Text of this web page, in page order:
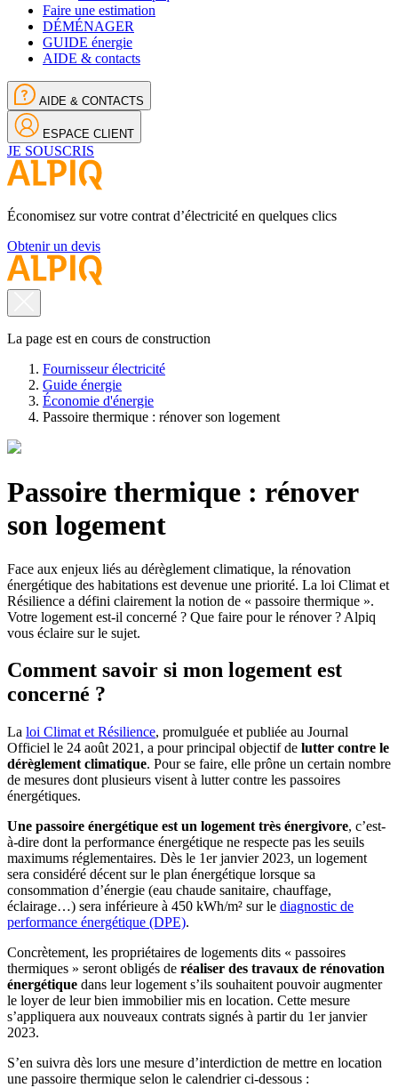
Faire une estimation
DÉMÉNAGER
GUIDE énergie
AIDE & contacts
AIDE & CONTACTS
ESPACE CLIENT
JE SOUSCRIS
Économisez sur votre contrat d’électricité en quelques clics
Obtenir un devis
La page est en cours de construction
Fournisseur électricité
Guide énergie
Économie d'énergie
Passoire thermique : rénover son logement
Passoire thermique : rénover
son logement
Face aux enjeux liés au dérèglement climatique, la rénovation
énergétique des habitations est devenue une priorité. La loi Climat et
Résilience a défini clairement la notion de « passoire thermique ».
Votre logement est-il concerné ? Que faire pour le rénover ? Alpiq
vous éclaire sur le sujet.
Comment savoir si mon logement est
concerné ?
La loi Climat et Résilience, promulguée et publiée au Journal
Officiel le 24 août 2021, a pour principal objectif de lutter contre le
dérèglement climatique. Pour se faire, elle prône un certain nombre
de mesures dont plusieurs visent à lutter contre les passoires
énergétiques.
Une passoire énergétique est un logement très énergivore, c’est-
à-dire dont la performance énergétique ne respecte pas les seuils
maximums réglementaires. Dès le 1erjanvier 2023, un logement
sera considéré décent sur le plan énergétique lorsque sa
consommation d’énergie (eau chaude sanitaire, chauffage,
éclairage…) sera inférieure à 450 kWh/m² sur le diagnostic de
performance énergétique (DPE).
Concrètement, les propriétaires de logements dits « passoires
thermiques » seront obligés de réaliser des travaux de rénovation
énergétique dans leur logement s’ils souhaitent pouvoir augmenter
le loyer de leur bien immobilier mis en location. Cette mesure
s’appliquera aux nouveaux contrats signés à partir du 1erjanvier
2023.
S’en suivra dès lors une mesure d’interdiction de mettre en location
une passoire thermique selon le calendrier ci-dessous :